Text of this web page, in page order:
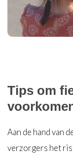
Tips om
Aan de hand van
verzorgers het